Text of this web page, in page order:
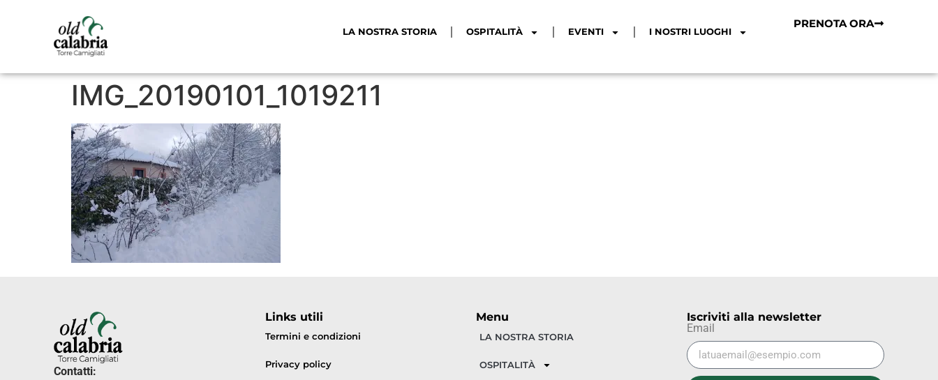
LA NOSTRA STORIA OSPITALITÀ EVENTI I NOSTRI LUOGHI
PRENOTA ORA
IMG_20190101_1019211
Contatti:
Links utili
Termini e condizioni
Privacy policy
Menu
LA NOSTRA STORIA
OSPITALITÀ
Iscriviti alla newsletter
Email